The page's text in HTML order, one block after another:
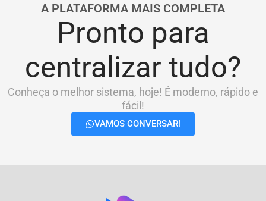
A PLATAFORMA MAIS COMPLETA
Pronto para
centralizar tudo?
Conheça o melhor sistema, hoje! É moderno, rápido e
fácil!
VAMOS CONVERSAR!